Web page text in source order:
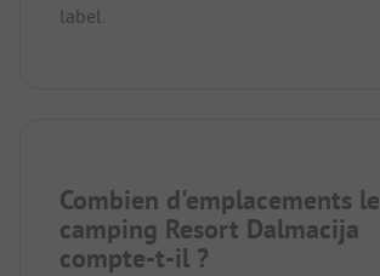
label.
Combien d'emplacements le
camping Resort Dalmacija
compte-t-il ?